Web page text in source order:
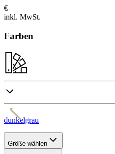
€
inkl. MwSt.
Farben
dunkelgrau
Größe wählen